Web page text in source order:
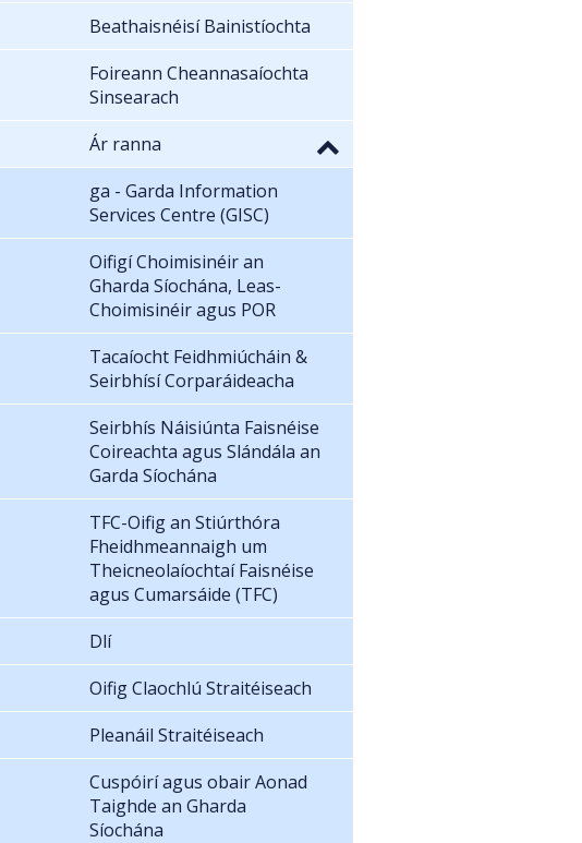
Beathaisnéisí Bainistíochta
Foireann Cheannasaíochta
Sinsearach
Ár ranna
ga - Garda Information
Services Centre (GISC)
Oifigí Choimisinéir an
Gharda Síochána, Leas-
Choimisinéir agus POR
Tacaíocht Feidhmiúcháin &
Seirbhísí Corparáideacha
Seirbhís Náisiúnta Faisnéise
Coireachta agus Slándála an
Garda Síochána
TFC-Oifig an Stiúrthóra
Fheidhmeannaigh um
Theicneolaíochtaí Faisnéise
agus Cumarsáide (TFC)
Dlí
Oifig Claochlú Straitéiseach
Pleanáil Straitéiseach
Cuspóirí agus obair Aonad
Taighde an Gharda
Síochána